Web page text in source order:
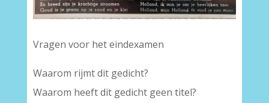
Vragen voor het eindexamen
Waarom rijmt dit gedicht?
Waarom heeft dit gedicht geen titel?